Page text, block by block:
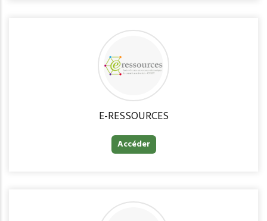
E-RESSOURCES
Accéder